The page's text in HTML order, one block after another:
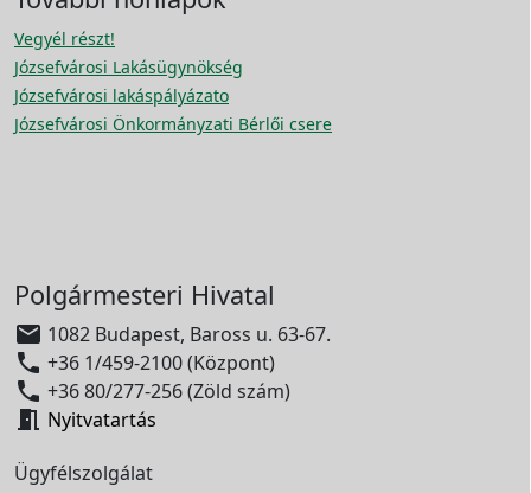
Vegyél részt!
Józsefvárosi Lakásügynökség
Józsefvárosi lakáspályázato
Józsefvárosi Önkormányzati Bérlői csere
Polgármesteri Hivatal
 1082 Budapest, Baross u. 63-67.
 +36 1/459-2100 (Központ)
 +36 80/277-256 (Zöld szám)
 Nyitvatartás
Ügyfélszolgálat